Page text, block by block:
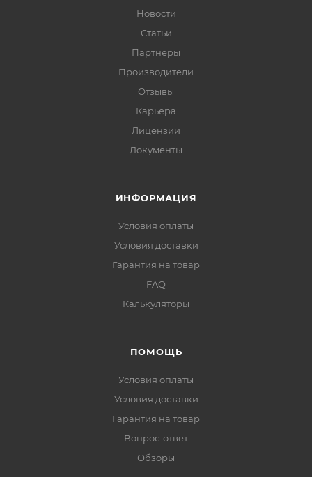
Новости
Статьи
Партнеры
Производители
Отзывы
Карьера
Лицензии
Документы
ИНФОРМАЦИЯ
Условия оплаты
Условия доставки
Гарантия на товар
FAQ
Калькуляторы
ПОМОЩЬ
Условия оплаты
Условия доставки
Гарантия на товар
Вопрос-ответ
Обзоры